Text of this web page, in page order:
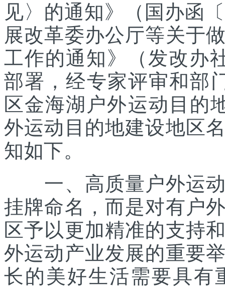
见〉的通知》（国办函
展改革委办公厅等关于
工作的通知》（发改办
部署，经专家评审和部
区金海湖户外运动目的
外运动目的地建设地区
知如下。
一、高质量户外运动
挂牌命名，而是对有户
区予以更加精准的支持
外运动产业发展的重要
长的美好生活需要具有